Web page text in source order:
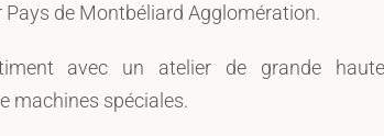
Pays de Montbéliard Agglomération.
avec un atelier de grande
machines spéciales.